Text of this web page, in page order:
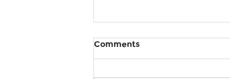
Comments